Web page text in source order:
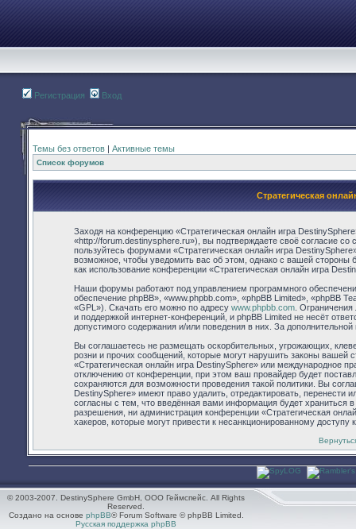
Регистрация Вход
Темы без ответов | Активные темы
Список форумов
Стратегическая
Заходя на конференцию «Стратегическая онлайн игра
«http://forum.destinysphere.ru»), вы подтверждаете своё согласие
пользуйтесь форумами «Стратегическая онлайн игра
возможное, чтобы уведомить вас об этом, однако с вашей стороны
как использование конференции «Стратегическая онлайн игра
Наши форумы работают под управлением программного
обеспечение phpBB», «www.phpbb.com», «phpBB Limited», «phpBB
«GPL»). Скачать его можно по адресу www.phpbb.com. Ограничения
и поддержкой интернет-конференций, и phpBB Limited не несёт
допустимого содержания и/или поведения в них. За
Вы соглашаетесь не размещать оскорбительных, угрожающих,
розни и прочих сообщений, которые могут нарушить законы вашей
«Стратегическая онлайн игра DestinySphere» или международное
отключению от конференции, при этом ваш провайдер будет
сохраняются для возможности проведения такой политики. Вы
DestinySphere» имеют право удалить, отредактировать,
согласны с тем, что введённая вами информация будет храниться
разрешения, ни администрация конференции «Стратегическая
хакеров, которые могут привести к несанкционированному доступу
© 2003-2007. DestinySphere GmbH, ООО Геймспейс. All Rights
Reserved.
Создано на основе phpBB® Forum Software © phpBB Limited.
Русская поддержка phpBB